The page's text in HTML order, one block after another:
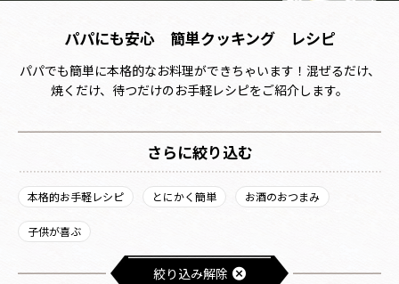
パパにも安心 簡単クッキング レシピ
パパでも簡単に本格的なお料理ができちゃいます！混ぜるだけ、
焼くだけ、待つだけのお手軽レシピをご紹介します。
さらに絞り込む
本格的お手軽レシピ とにかく簡単 お酒のおつまみ
子供が喜ぶ
絞り込み解除